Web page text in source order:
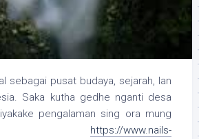
sebagai pusat budaya, sejarah, lan
Saka kutha gedhe nganti desa
pengalaman sing ora mung
https://www.nails-